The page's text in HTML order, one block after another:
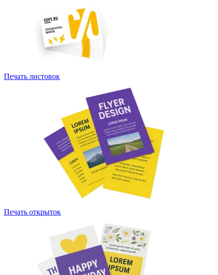
Печать листовок
Печать открыток